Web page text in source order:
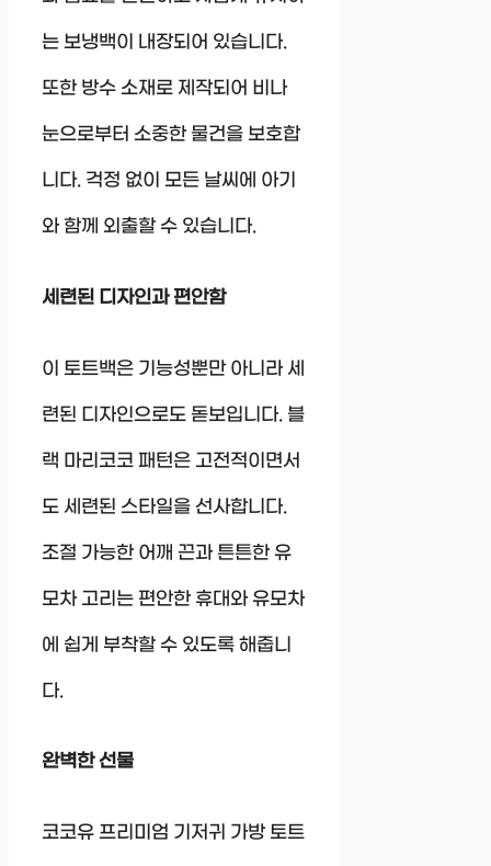
는 보냉백이 내장되어 있습니다.
또한 방수 소재로 제작되어 비나
눈으로부터 소중한 물건을 보호합
니다. 걱정 없이 모든 날씨에 아기
와 함께 외출할 수 있습니다.
세련된 디자인과 편안함
이 토트백은 기능성뿐만 아니라 세
련된 디자인으로도 돋보입니다. 블
랙 마리코코 패턴은 고전적이면서
도 세련된 스타일을 선사합니다.
조절 가능한 어깨 끈과 튼튼한 유
모차 고리는 편안한 휴대와 유모차
에 쉽게 부착할 수 있도록 해줍니
다.
완벽한 선물
코코유 프리미엄 기저귀 가방 토트